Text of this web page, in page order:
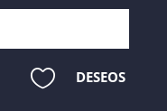
 DESEOS